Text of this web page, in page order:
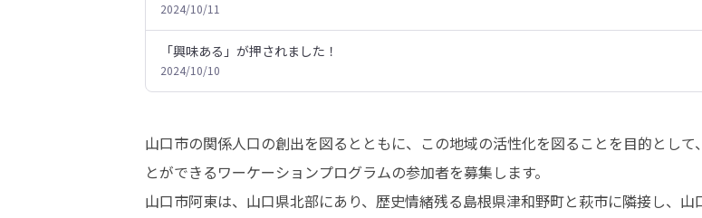
2024/10/11
「興味ある」が押されました！
2024/10/10
山口市の関係人口の創出を図るとともに、この地域の活性化を図ることを目的とし
とができるワーケーションプログラムの参加者を募集します。
山口市阿東は、山口県北部にあり、歴史情緒残る島根県津和野町と萩市に隣接し、